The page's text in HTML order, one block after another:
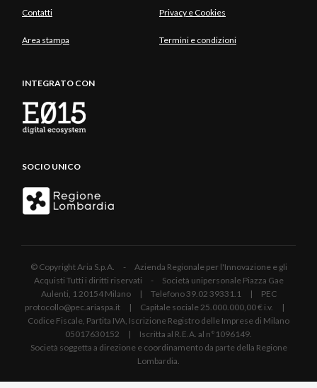
Contatti Privacy e Cookies
Area stampa Termini e condizioni
INTEGRATO CON
SOCIO UNICO
© Copyright Aria S.p.A. - Azienda Regionale per l'Innovazione e gli
Acquisti Tutti i diritti riservati - Società unipersonale Piazza Gae
Aulenti, 1 20154 Milano | Telefono 39.02 39331.1 | PEC
protocollo@pec.ariaspa.it | Capitale sociale 25.000.000,00 € i.v. |
Codice Fiscale, Partita IVA, Iscrizione Registro delle Imprese di Milano
05017630152 | Iscritta al R.E.A. al n°1096149.
Società soggetta a direzione e coordinamento da parte della Regione
Lombardia.